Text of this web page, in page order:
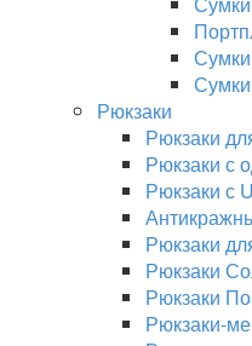
Рюкзаки
Рюкзаки
Рюкзаки с
Рюкзаки с
Рюкзаки
Рюкзаки
Рюкзаки
Рюкзаки-